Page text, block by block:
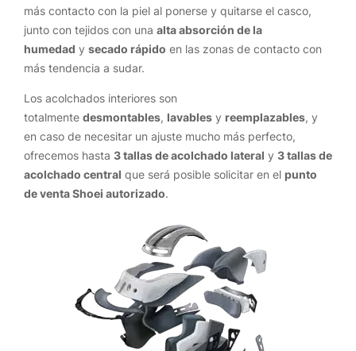
más contacto con la piel al ponerse y quitarse el casco,
junto con tejidos con una alta absorción de la
humedad y secado rápido en las zonas de contacto con
más tendencia a sudar.
Los acolchados interiores son
totalmente desmontables, lavables y reemplazables, y
en caso de necesitar un ajuste mucho más perfecto,
ofrecemos hasta 3 tallas de acolchado lateral y 3 tallas de
acolchado central que será posible solicitar en el punto
de venta Shoei autorizado.